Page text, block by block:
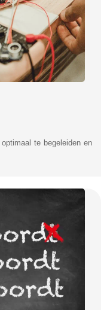
te begeleiden en